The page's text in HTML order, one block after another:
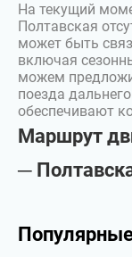
На текущий
Полтавская
может быть
включая
можем
поезда
обеспечивают
Маршрут
─